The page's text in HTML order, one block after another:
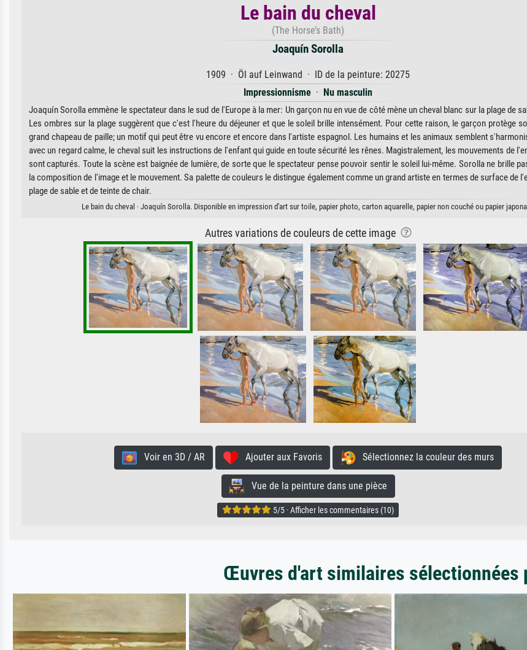
Le bain du cheval
(The Horse’s Bath)
Joaquín Sorolla
1909 · Öl auf Leinwand · ID de la peinture: 20275
Impressionnisme · Nu masculin
Joaquín Sorolla emmène le spectateur dans le sud de l'Europe à la mer: Un garçon nu en vue de côté mène un cheval blanc sur la plage de
Les ombres sur la plage suggèrent que c'est l'heure du déjeuner et que le soleil brille intensément. Pour cette raison, le garçon protège
grand chapeau de paille; un motif qui peut être vu encore et encore dans l'artiste espagnol. Les humains et les animaux semblent
avec un regard calme, le cheval suit les instructions de l'enfant qui guide en toute sécurité les rênes. Magistralement, les mouvements de
sont capturés. Toute la scène est baignée de lumière, de sorte que le spectateur pense pouvoir sentir le soleil lui-même. Sorolla ne brille
la composition de l'image et le mouvement. Sa palette de couleurs le distingue également comme un grand artiste en termes de surface de
plage de sable et de teinte de chair.
Le bain du cheval · Joaquín Sorolla. Disponible en impression d'art sur toile, papier photo, carton aquarelle, papier non couché ou papier
Autres variations de couleurs de cette image
Voir en 3D / AR Ajouter aux Favoris Sélectionnez la couleur des murs
Vue de la peinture dans une pièce
5/5 · Afficher les commentaires (10)
Œuvres d'art similaires sélectionnées